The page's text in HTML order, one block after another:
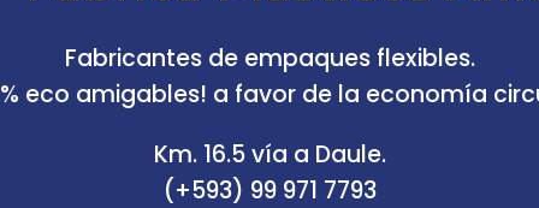
Fabricantes de empaques flexibles.
eco amigables! a favor de la economía
Km. 16.5 vía a Daule.
(+593) 99 971 7793